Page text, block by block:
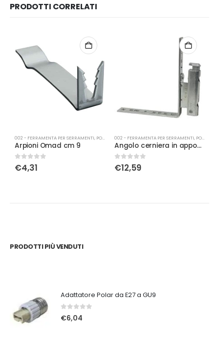
PRODOTTI CORRELATI
002 - FERRAMENTA PER SERRAMENTI, PORTE
Arpioni Omad cm 9
0Su 5
€4,31
002 - FERRAMENTA PER SERRAMENTI, PORTA-FINESTRA
Angolo cerniera in appoggio con fissaggio battuta dx argento aria 4
0Su 5
€12,59
PRODOTTI PIÙ VENDUTI
Adattatore Polar da E27 a GU9
0Su 5
€6,04